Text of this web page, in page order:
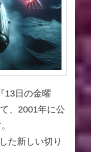
13日の金曜
、2001年に公
た新しい切り